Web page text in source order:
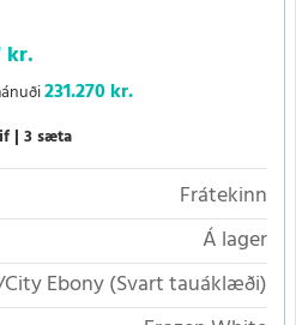
kr.
231.270 kr.
3 sæta
Frátekinn
Á lager
Ebony (Svart tauáklæði)